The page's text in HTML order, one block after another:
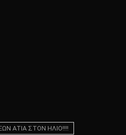
ΑΤΙΑ ΣΤΟΝ ΗΛΙΟ!!!!